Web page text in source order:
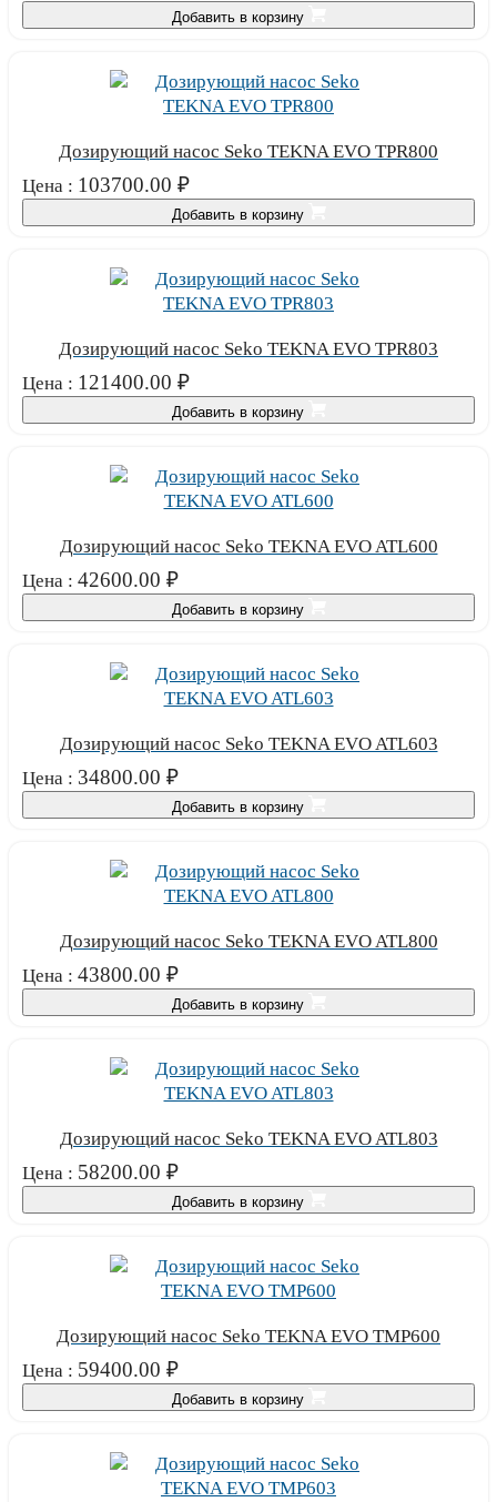
Добавить в корзину
Дозирующий насос Seko TEKNA EVO TPR800
Цена : 103700.00 ₽
Добавить в корзину
Дозирующий насос Seko TEKNA EVO TPR803
Цена : 121400.00 ₽
Добавить в корзину
Дозирующий насос Seko TEKNA EVO ATL600
Цена : 42600.00 ₽
Добавить в корзину
Дозирующий насос Seko TEKNA EVO ATL603
Цена : 34800.00 ₽
Добавить в корзину
Дозирующий насос Seko TEKNA EVO ATL800
Цена : 43800.00 ₽
Добавить в корзину
Дозирующий насос Seko TEKNA EVO ATL803
Цена : 58200.00 ₽
Добавить в корзину
Дозирующий насос Seko TEKNA EVO TMP600
Цена : 59400.00 ₽
Добавить в корзину